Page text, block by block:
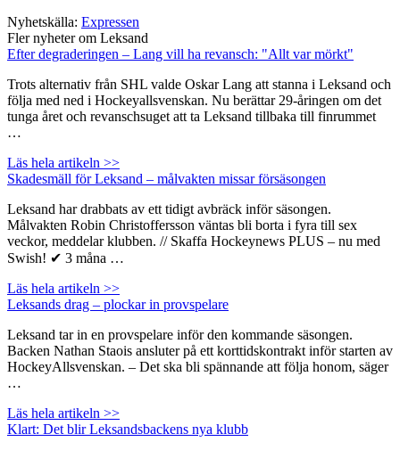
Nyhetskälla: Expressen
Fler nyheter om Leksand
Efter degraderingen – Lang vill ha revansch: "Allt var mörkt"
Trots alternativ från SHL valde Oskar Lang att stanna i Leksand och
följa med ned i Hockeyallsvenskan. Nu berättar 29-åringen om det
tunga året och revanschsuget att ta Leksand tillbaka till finrummet
…
Läs hela artikeln >>
Skadesmäll för Leksand – målvakten missar försäsongen
Leksand har drabbats av ett tidigt avbräck inför säsongen.
Målvakten Robin Christoffersson väntas bli borta i fyra till sex
veckor, meddelar klubben. // Skaffa Hockeynews PLUS – nu med
Swish! ✔ 3 måna …
Läs hela artikeln >>
Leksands drag – plockar in provspelare
Leksand tar in en provspelare inför den kommande säsongen.
Backen Nathan Staois ansluter på ett korttidskontrakt inför starten av
HockeyAllsvenskan. – Det ska bli spännande att följa honom, säger
…
Läs hela artikeln >>
Klart: Det blir Leksandsbackens nya klubb